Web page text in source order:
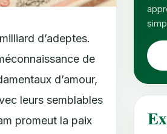
d’adeptes.
de
d’amour,
leurs semblables
promeut la paix